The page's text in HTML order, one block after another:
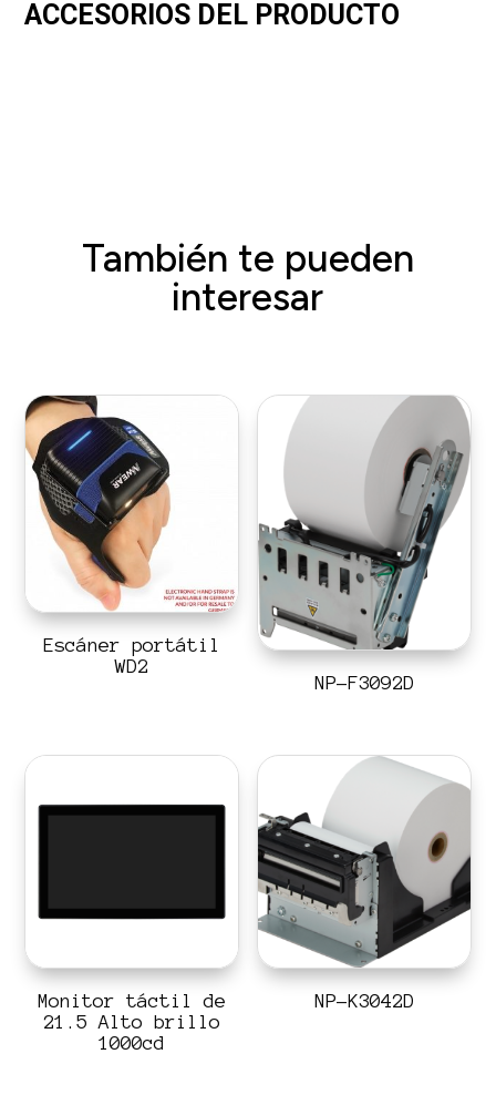
ACCESORIOS DEL PRODUCTO
También te pueden
interesar
Escáner portátil
WD2
NP-F3092D
Monitor táctil de
21.5 Alto brillo
1000cd
NP-K3042D